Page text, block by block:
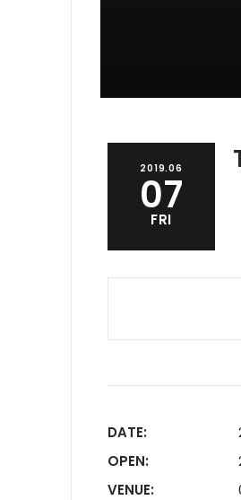
2019.06
07
FRI
DATE:
OPEN:
VENUE: